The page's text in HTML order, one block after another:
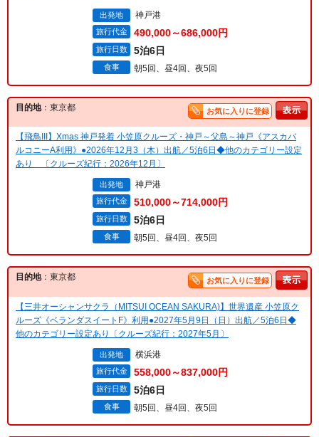
出発地 神戸港
旅行代金 490,000～686,000円
旅行日数 5泊6日
食事 朝5回、昼4回、夜5回
目的地：東京都 お気に入りに登録
【飛鳥III】Xmas 神戸発着 小笠原クルーズ・神戸～父島～神戸《アスカバ
ルコニーA利用》●2026年12月3（木）出航／5泊6日◆他のカテゴリー設定
あり 〔クルーズ紀行：2026年12月〕
出発地 神戸港
旅行代金 510,000～714,000円
旅行日数 5泊6日
食事 朝5回、昼4回、夜5回
目的地：東京都 お気に入りに登録
【三井オーシャンサクラ（MITSUI OCEAN SAKURA)】世界遺産 小笠原ク
ルーズ《ベランダスイートF》利用●2027年5月9日（日）出航／5泊6日◆
他のカテゴリー設定あり〔クルーズ紀行：2027年5月〕
出発地 横浜港
旅行代金 558,000～837,000円
旅行日数 5泊6日
食事 朝5回、昼4回、夜5回